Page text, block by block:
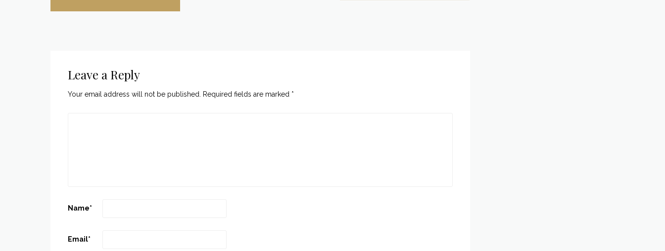
Leave a Reply
Your email address will not be published. Required fields are marked *
Name*
Email*